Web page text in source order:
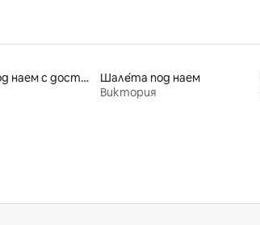
Жилища под наем с достъп до езеро
Шале́та под наем
Виктория